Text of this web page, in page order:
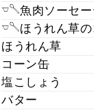
𓎻𓌈魚肉ソーセー
𓎻𓌈ほうれん草の
ほうれん草
コーン缶
塩こしょう
バター